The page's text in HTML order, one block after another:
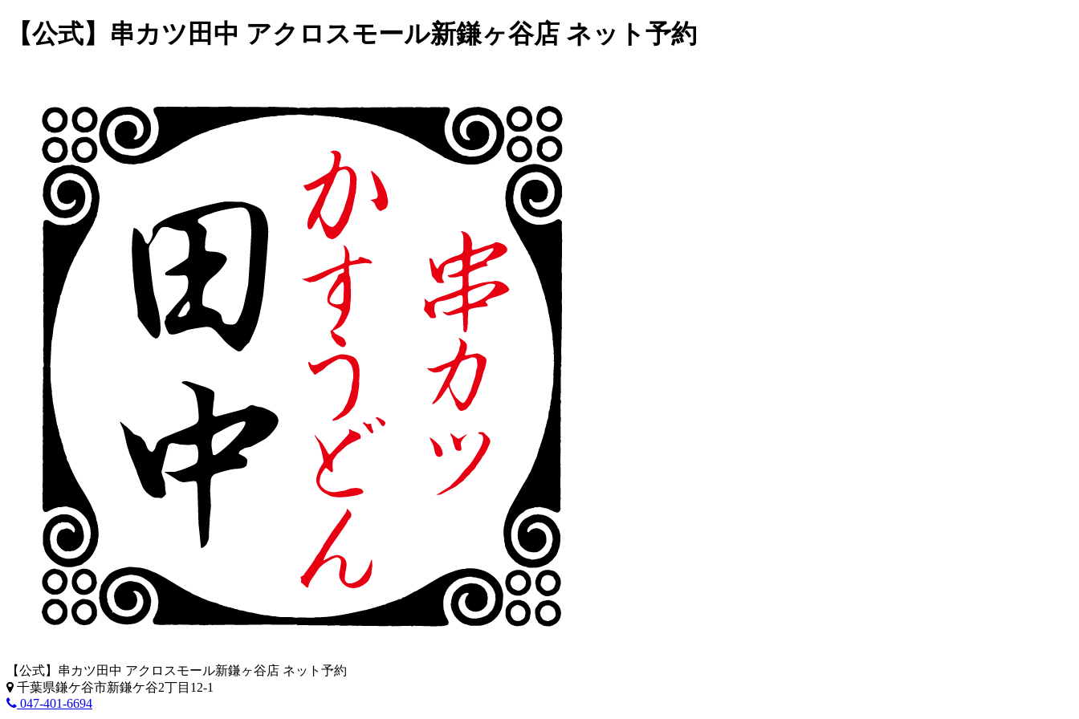
【公式】串カツ田中 アクロスモール新鎌ヶ谷店 ネット予約
【公式】串カツ田中 アクロスモール新鎌ヶ谷店 ネット予約
千葉県鎌ケ谷市新鎌ケ谷2丁目12-1
047-401-6694